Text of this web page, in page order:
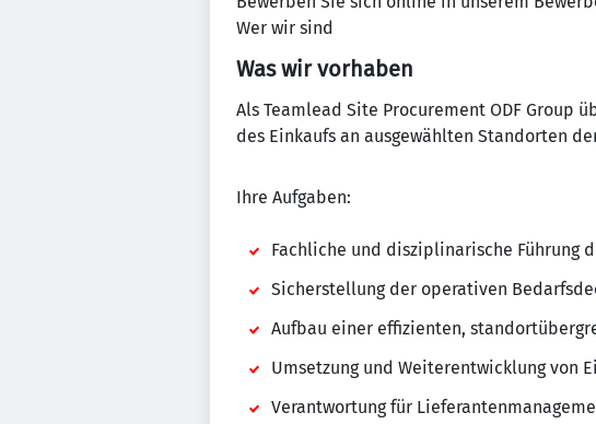
Wer wir sind
Was wir vorhaben
Als Teamlead Site Procurement ODF Group
des Einkaufs an ausgewählten Standorten
Ihre Aufgaben:
Fachliche und disziplinarische Führung
Sicherstellung der operativen
Aufbau einer effizienten,
Umsetzung und Weiterentwicklung von
Verantwortung für